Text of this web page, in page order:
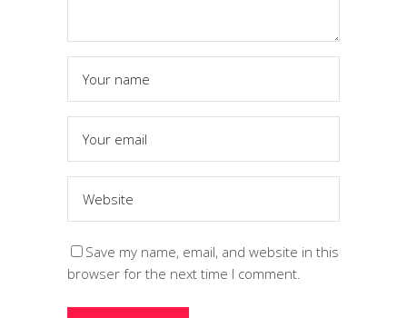
Save my name, email, and website in this
browser for the next time I comment.